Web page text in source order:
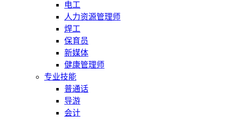
电工
人力资源管理师
焊工
保育员
新媒体
健康管理师
专业技能
普通话
导游
会计